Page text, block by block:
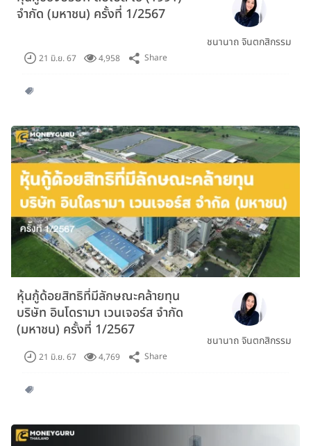
จำกัด (มหาชน) ครั้งที่ 1/2567
ชนานาถ จินตกสิกรรม
21 มิ.ย. 67 4,958 Share
หุ้นกู้ด้อยสิทธิที่มีลักษณะคล้ายทุน
บริษัท อินโดรามา เวนเจอร์ส จำกัด
(มหาชน) ครั้งที่ 1/2567
ชนานาถ จินตกสิกรรม
21 มิ.ย. 67 4,769 Share